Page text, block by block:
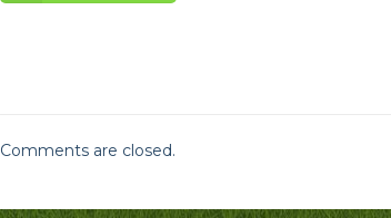
Comments are closed.